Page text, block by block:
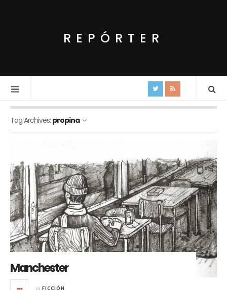
REPÓRTER
Tag Archives: propina
Manchester
in FICCIÓN